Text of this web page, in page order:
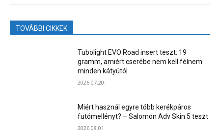
TOVÁBBI CIKKEK
Tubolight EVO Road insert teszt: 19
gramm, amiért cserébe nem kell félnem
minden kátyútól
2026.07.20.
Miért használ egyre több kerékpáros
futómellényt? – Salomon Adv Skin 5 teszt
2026.08.01.